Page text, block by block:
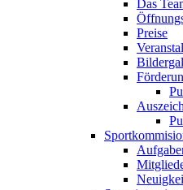
Das
Preise